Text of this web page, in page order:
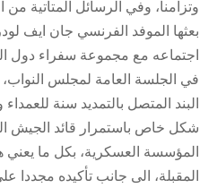
وتزامناً، وفي الرسائل المتأتية
بعثها الموفد الفرنسي جان ايف
اجتماعه مع مجموعة سفراء دول
في الجلسة العامة لمجلس النواب،
البند المتصل بالتمديد سنة
شكل خاص باستمرار قائد
المؤسسة العسكرية، بكل ما يعني
المقبلة، الى جانب تأكيده مجددا